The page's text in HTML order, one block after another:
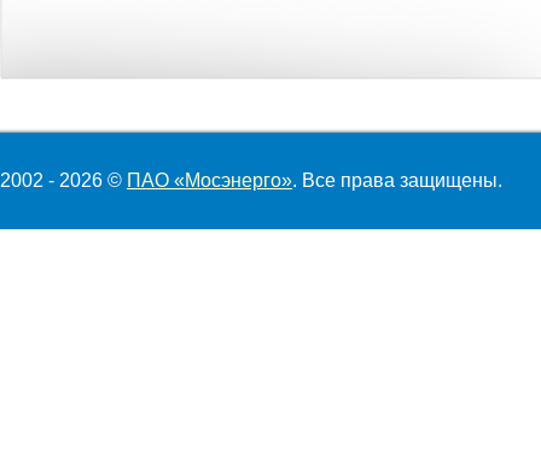
2002 - 2026 © ПАО «Мосэнерго». Все права защищены.